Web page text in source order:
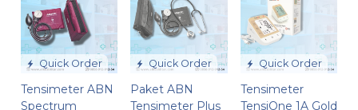
Quick Order
Tensimeter ABN
Spectrum
Quick Order
Paket ABN
Tensimeter Plus
Quick Order
Tensimeter
TensiOne 1A Gold